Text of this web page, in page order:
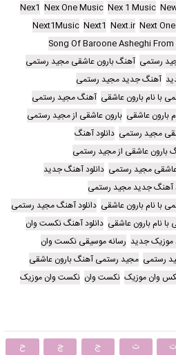
Nex 1 Music
Nex One Music
Nex1
Next
Next.ir
Next1
Next1Music
Song Of Baroone Asheghi
رستمی آهنگ بارون عاشقی مجید رستمی
آهنگ جدید مجید رستمی
با نام بارون عاشقی آهنگ مجید رستمی
بارون عاشقی بارون عاشقی از مجید رستمی
مجید رستمی دانلود آهنگ
بارون عاشقی از مجید رستمی
عاشقی مجید رستمی دانلود آهنگ جدید
آهنگ جدید مجید رستمی
با نام بارون عاشقی دانلود آهنگ مجید رستمی
نام بارون عاشقی دانلود آهنگ نکست وان
موزیک جدید رسانه موسیقی نکست وان
رستمی مجید رستمی آهنگ بارون عاشقی
وان موزیک نکست وان نکست وان موزیک
ت ث ج چ
ح